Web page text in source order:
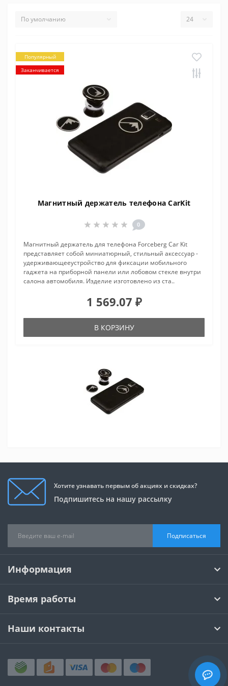
Популярный
Заканчивается
Магнитный держатель телефона CarKit
0
Магнитный держатель для телефона Forceberg Car Kit
представляет собой миниатюрный, стильный аксессуар -
удерживающееустройство для фиксации мобильного
гаджета на приборной панели или лобовом стекле внутри
салона автомобиля. Изделие изготовлено из ста..
1 569.07 ₽
В КОРЗИНУ
Хотите узнавать первым об акциях и скидках?
Подпишитесь на нашу рассылку
Подписаться
Информация
Время работы
Наши контакты